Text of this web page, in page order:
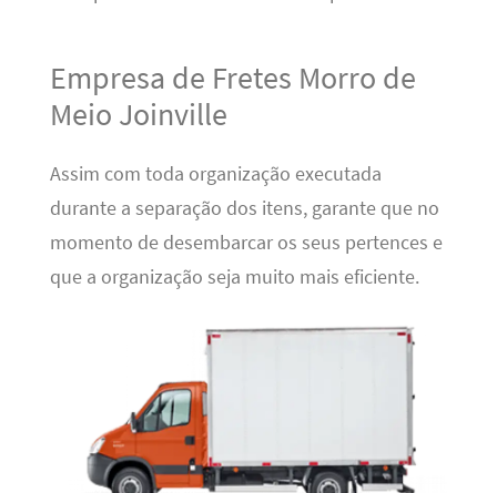
Empresa de Fretes Morro de
Meio Joinville
Assim com toda organização executada
durante a separação dos itens, garante que no
momento de desembarcar os seus pertences e
que a organização seja muito mais eficiente.